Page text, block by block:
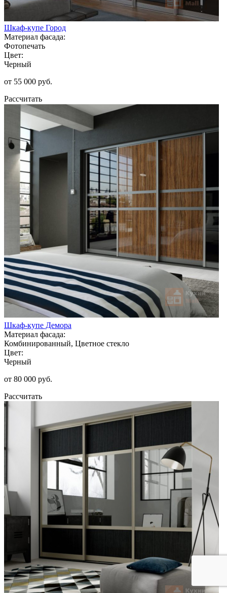
Шкаф-купе Город
Материал фасада:
Фотопечать
Цвет:
Черный
от 55 000 руб.
Рассчитать
Шкаф-купе Демора
Материал фасада:
Комбинированный, Цветное стекло
Цвет:
Черный
от 80 000 руб.
Рассчитать